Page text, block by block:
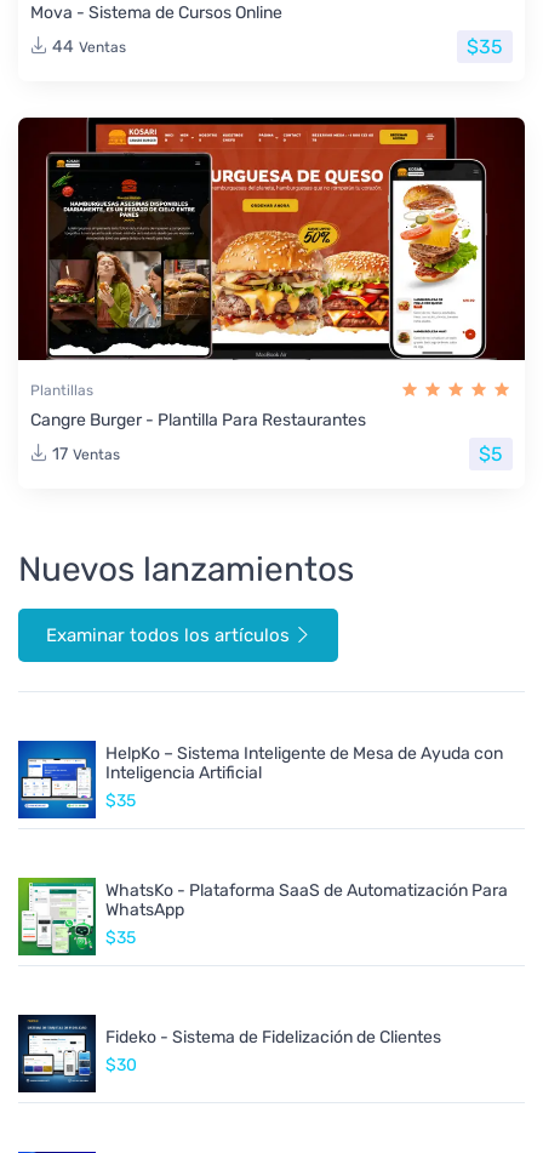
Mova - Sistema de Cursos Online
44 Ventas $35
Plantillas
Cangre Burger - Plantilla Para Restaurantes
17 Ventas $5
Nuevos lanzamientos
Examinar todos los artículos
HelpKo – Sistema Inteligente de Mesa de Ayuda con
Inteligencia Artificial
$35
WhatsKo - Plataforma SaaS de Automatización Para
WhatsApp
$35
Fideko - Sistema de Fidelización de Clientes
$30